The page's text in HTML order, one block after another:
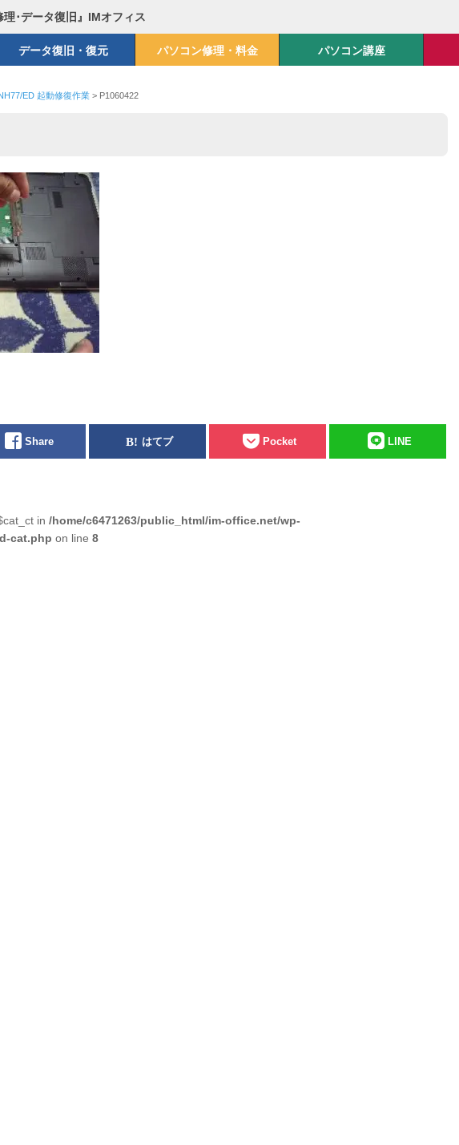
･データ復旧』IMオフィス
データ復旧・復元 パソコン修理・料金 パソコン講座
ED 起動修復作業> P1060422
Share はてブ Pocket LINE
in /home/c6471263/public_html/im-office.net/wp-
cat.php on line 8